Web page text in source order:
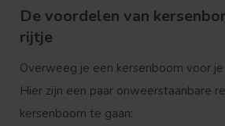
De voordelen van
rijtje
Overweeg je een kersenboom voor
Hier zijn een paar onweerstaanbare
kersenboom te gaan: